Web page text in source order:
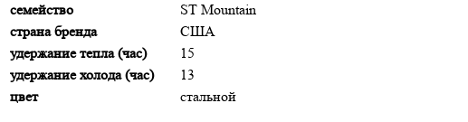
семейство
ST Mountain
страна бренда
США
удержание тепла (час)
15
удержание холода (час)
13
цвет
стальной